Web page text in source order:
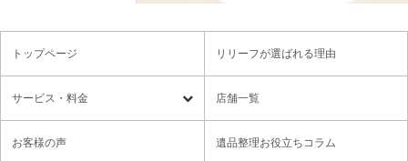
トップページ リリーフが選ばれる理由
サービス・料金
遺品整理 残置物撤去
店舗一覧
お客様の声 遺品整理お役立ちコラム